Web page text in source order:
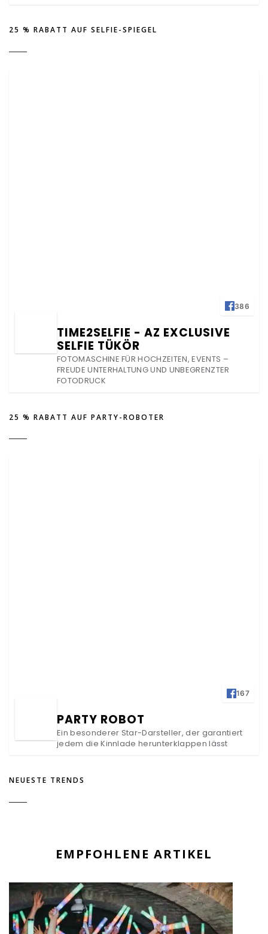
25 % RABATT AUF SELFIE-SPIEGEL
386
TIME2SELFIE - AZ EXCLUSIVE
SELFIE TÜKÖR
FOTOMASCHINE FÜR HOCHZEITEN, EVENTS –
FREUDE UNTERHALTUNG UND UNBEGRENZTER
FOTODRUCK
25 % RABATT AUF PARTY-ROBOTER
167
PARTY ROBOT
Ein besonderer Star-Darsteller, der garantiert
jedem die Kinnlade herunterklappen lässt
NEUESTE TRENDS
EMPFOHLENE ARTIKEL